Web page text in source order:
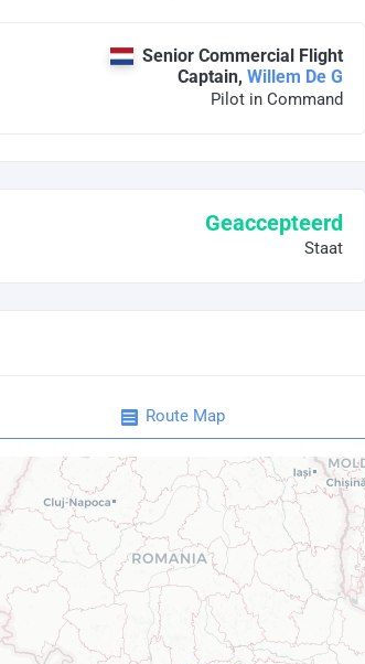
Senior Commercial Flight
Captain, Willem De G
Pilot in Command
Geaccepteerd
Staat
Route Map